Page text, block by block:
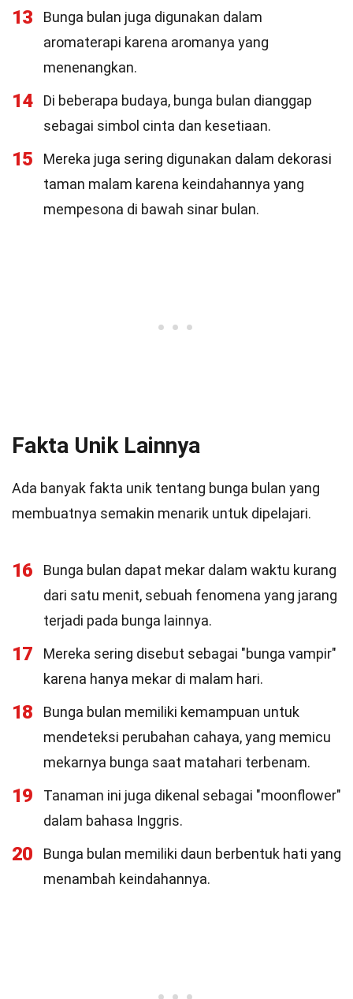
13
Bunga bulan juga digunakan dalam
aromaterapi karena aromanya yang
menenangkan.
14
Di beberapa budaya, bunga bulan dianggap
sebagai simbol cinta dan kesetiaan.
15
Mereka juga sering digunakan dalam dekorasi
taman malam karena keindahannya yang
mempesona di bawah sinar bulan.
Fakta Unik Lainnya
Ada banyak fakta unik tentang bunga bulan yang
membuatnya semakin menarik untuk dipelajari.
16
Bunga bulan dapat mekar dalam waktu kurang
dari satu menit, sebuah fenomena yang jarang
terjadi pada bunga lainnya.
17
Mereka sering disebut sebagai "bunga vampir"
karena hanya mekar di malam hari.
18
Bunga bulan memiliki kemampuan untuk
mendeteksi perubahan cahaya, yang memicu
mekarnya bunga saat matahari terbenam.
19
Tanaman ini juga dikenal sebagai "moonflower"
dalam bahasa Inggris.
20
Bunga bulan memiliki daun berbentuk hati yang
menambah keindahannya.